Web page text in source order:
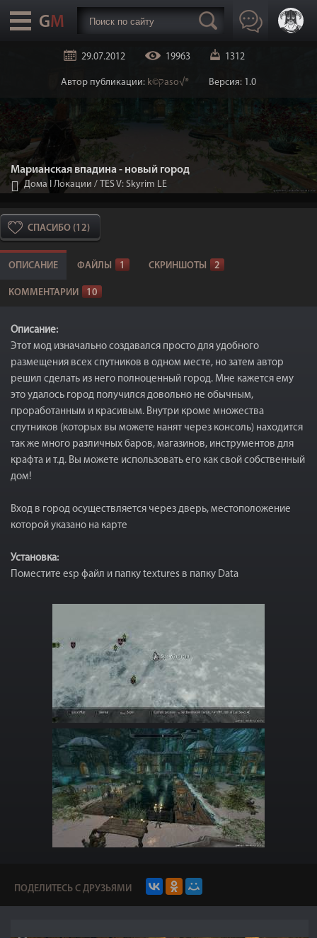
29.07.2012 19963 1312
Автор публикации: k©קaso√® Версия: 1.0
Марианская впадина - новый город
Дома I Локации / TES V: Skyrim LE
СПАСИБО (12)
ОПИСАНИЕ ФАЙЛЫ 1 СКРИНШОТЫ 2
КОММЕНТАРИИ 10
Описание:
Этот мод изначально создавался просто для удобного
размещения всех спутников в одном месте, но затем автор
решил сделать из него полноценный город. Мне кажется ему
это удалось город получился довольно не обычным,
проработанным и красивым. Внутри кроме множества
спутников (которых вы можете нанят через консоль) находится
так же много различных баров, магазинов, инструментов для
крафта и т.д. Вы можете использовать его как свой собственный
дом!
Вход в город осуществляется через дверь, местоположение
которой указано на карте
Установка:
Поместите esp файл и папку textures в папку Data
ПОДЕЛИТЕСЬ С ДРУЗЬЯМИ